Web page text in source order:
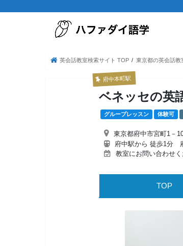
英会話教室検索サイト TOP 東京都の英会話教
府中本町駅
ベネッセの英
グループレッスン 体験可
東京都府中市宮町1－
府中駅から 徒歩1分
教室にお問い合わせ
TOP